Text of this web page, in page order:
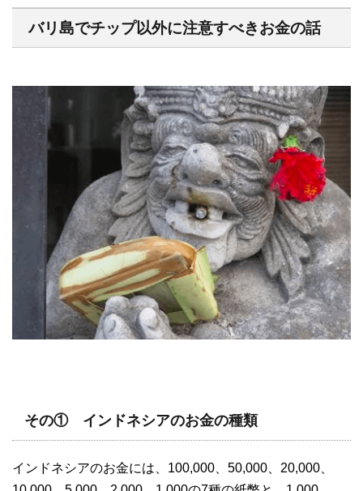
バリ島でチップ以外に注意すべきお金の話
その① インドネシアのお金の種類
インドネシアのお金には、100,000、50,000、20,000、